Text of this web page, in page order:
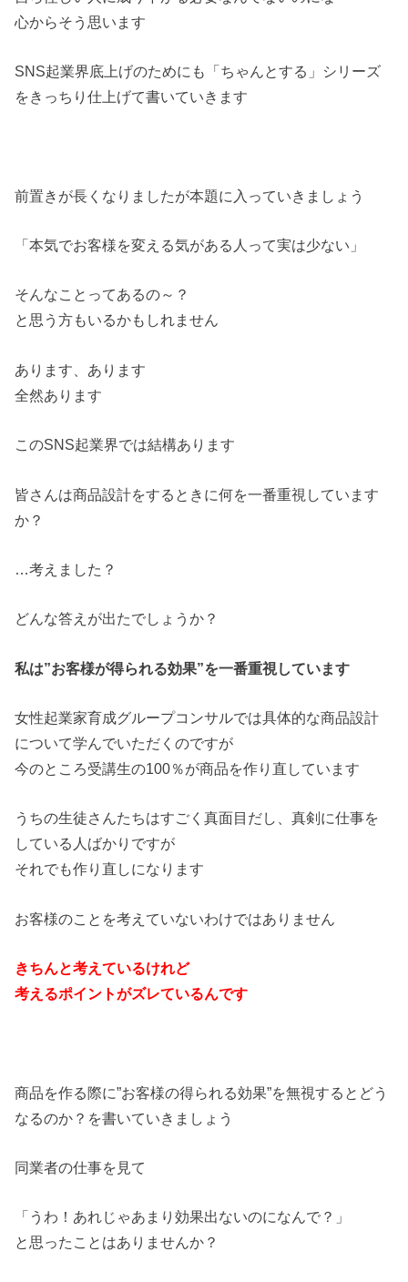
心からそう思います
SNS起業界底上げのためにも「ちゃんとする」シリーズ
をきっちり仕上げて書いていきます
前置きが長くなりましたが本題に入っていきましょう
「本気でお客様を変える気がある人って実は少ない」
そんなことってあるの～？
と思う方もいるかもしれません
あります、あります
全然あります
このSNS起業界では結構あります
皆さんは商品設計をするときに何を一番重視しています
か？
…考えました？
どんな答えが出たでしょうか？
私は”お客様が得られる効果”を一番重視しています
女性起業家育成グループコンサルでは具体的な商品設計
について学んでいただくのですが
今のところ受講生の100％が商品を作り直しています
うちの生徒さんたちはすごく真面目だし、真剣に仕事を
している人ばかりですが
それでも作り直しになります
お客様のことを考えていないわけではありません
きちんと考えているけれど
考えるポイントがズレているんです
商品を作る際に”お客様の得られる効果”を無視するとどう
なるのか？を書いていきましょう
同業者の仕事を見て
「うわ！あれじゃあまり効果出ないのになんで？」
と思ったことはありませんか？